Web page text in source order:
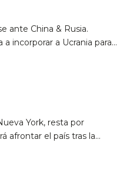
ante China & Rusia.
incorporar a Ucrania para…
York, resta por
afrontar el país tras la…